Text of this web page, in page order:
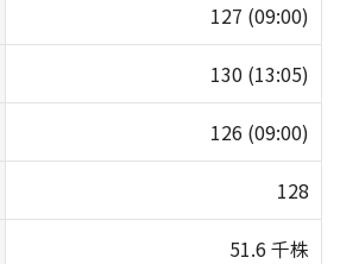
127 (09:00)
130 (13:05)
126 (09:00)
128
51.6 千株